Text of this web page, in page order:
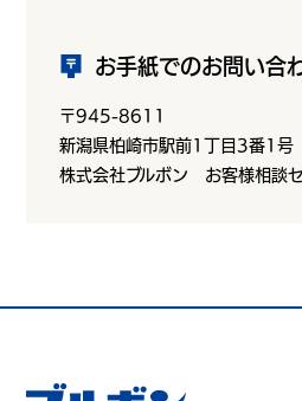
お手紙でのお問い合
〒945-8611
新潟県柏崎市駅前1丁目3番1号
株式会社ブルボン お客様相談